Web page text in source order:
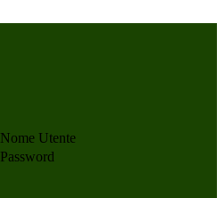
Nome Utente
Password